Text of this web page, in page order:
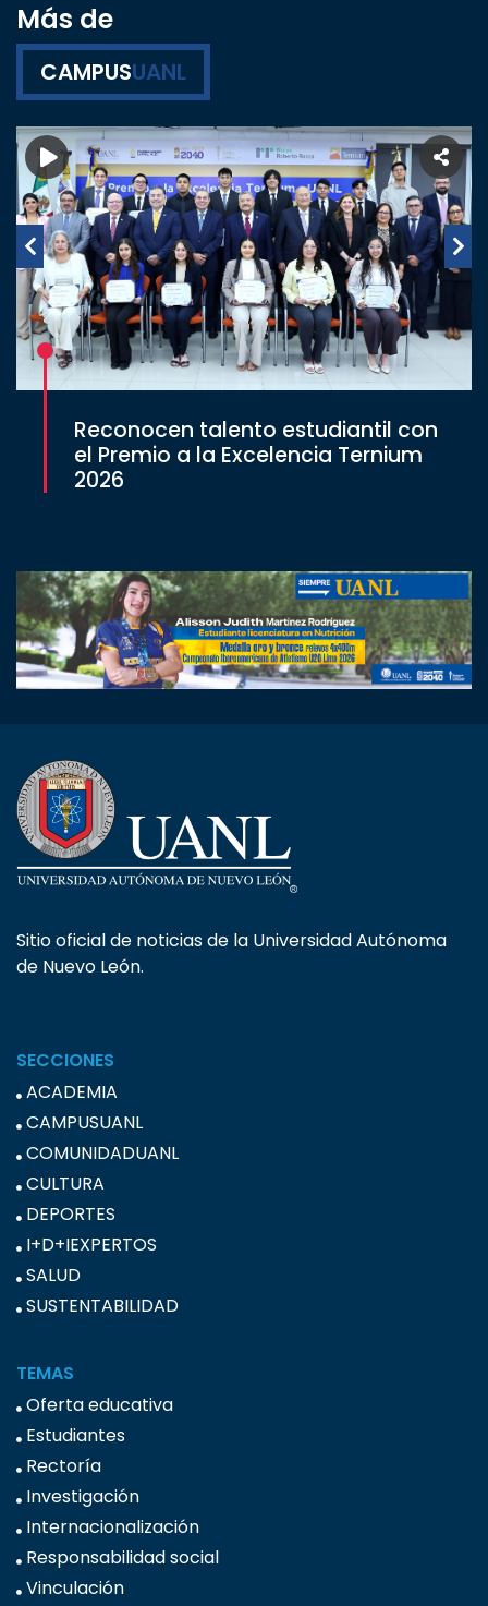
Más de
CAMPUSUANL
Reconocen talento estudiantil con
el Premio a la Excelencia Ternium
2026
Sitio oficial de noticias de la Universidad Autónoma
de Nuevo León.
SECCIONES
ACADEMIA
CAMPUSUANL
COMUNIDADUANL
CULTURA
DEPORTES
I+D+IEXPERTOS
SALUD
SUSTENTABILIDAD
TEMAS
Oferta educativa
Estudiantes
Rectoría
Investigación
Internacionalización
Responsabilidad social
Vinculación